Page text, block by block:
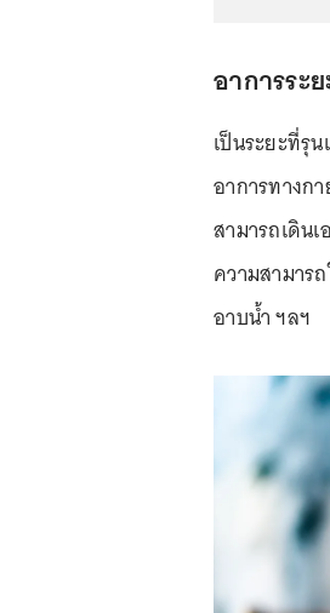
อาการระ
เป็นระยะที่รุ
อาการทางก
สามารถเดิน
ความสามาร
อาบน้ำ ฯลฯ